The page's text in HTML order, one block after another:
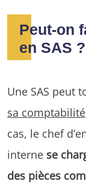
Peut-on
en SAS ?
Une SAS peut
sa comptabilité
cas, le chef
interne se
des pièces